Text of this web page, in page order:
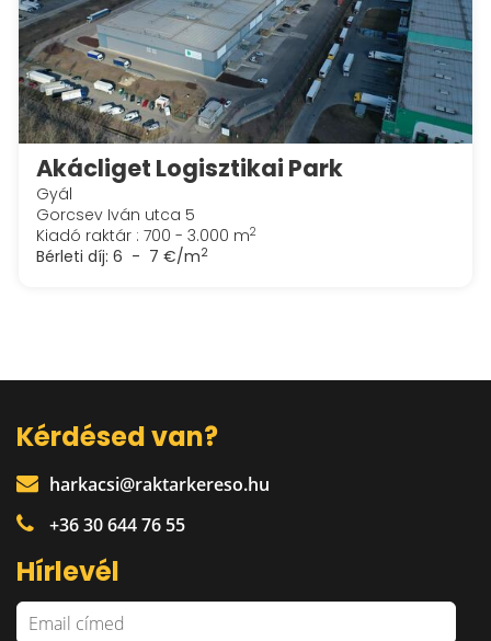
Akácliget Logisztikai Park
Gyál
Gorcsev Iván utca 5
Kiadó raktár : 700 - 3.000 m2
Bérleti díj: 6 - 7 €/m2
Kérdésed van?
harkacsi@raktarkereso.hu
+36 30 644 76 55
Hírlevél